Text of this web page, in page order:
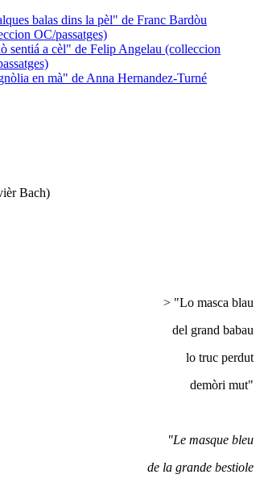
balas dins la pèl" de Franc Bardòu
OC/passatges)
sentiá a cèl" de Felip Angelau (colleccion
en mà" de Anna Hernandez-Turné
Bach)
> "Lo masca blau
del grand babau
lo truc perdut
demòri mut"
"Le masque bleu
de la grande bestiole